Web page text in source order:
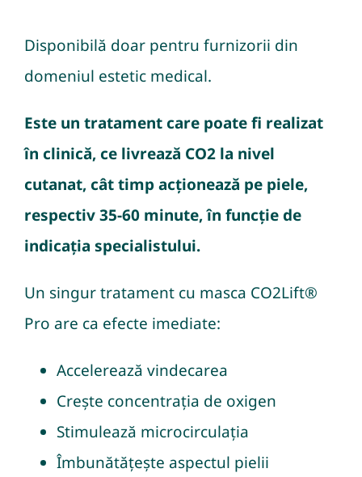
Disponibilă doar pentru furnizorii din
domeniul estetic medical.
Este un tratament care poate fi realizat
în clinică, ce livrează CO2 la nivel
cutanat, cât timp acționează pe piele,
respectiv 35-60 minute, în funcție de
indicația specialistului.
Un singur tratament cu masca CO2Lift®
Pro are ca efecte imediate:
Accelerează vindecarea
Crește concentrația de oxigen
Stimulează microcirculația
Îmbunătățește aspectul pielii